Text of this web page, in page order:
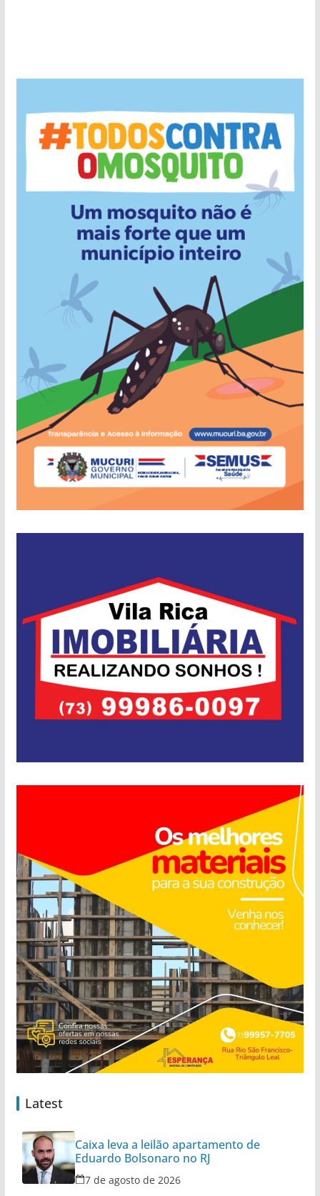
Latest
Caixa leva a leilão apartamento de
Eduardo Bolsonaro no RJ
7 de agosto de 2026